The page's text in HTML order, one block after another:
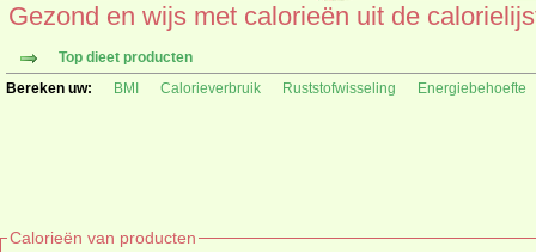
Gezond en wijs met calorieën uit de
Top dieet producten
Bereken uw:
BMI Calorieverbruik Ruststofwisseling Energiebehoefte
Calorieën van producten